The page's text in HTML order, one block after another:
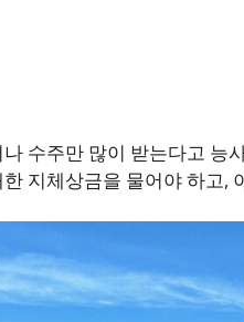
수주만 많이 받는다고 능
지체상금을 물어야 하고,